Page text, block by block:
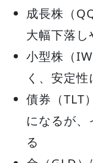
成長株（
大幅下落し
小型株（
く、安定性
債券（TLT
になるが
る